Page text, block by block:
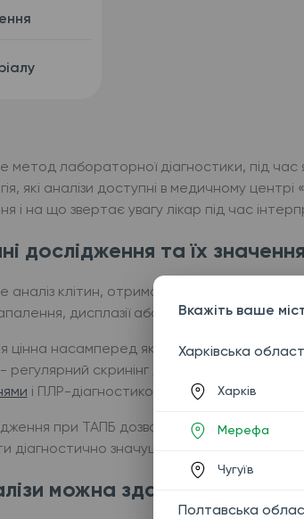
метод лабораторної діагностики, під
які аналізи доступні в медичному
і на що звертає увагу лікар під час
дослідження та їх
клітин, отриманих із мазків,
дисплазії або атипії.
цінна насамперед як інструмент
скринінг достовірно знижує
і ПЛР-діагностикою, що дає лікарю
при ТАПБ дозволяє оцінити
діагностично значущий матеріал.
можна здати в
Вкажіть ваше
Харківська
Харків
Мерефа
Чугуїв
Полтавська